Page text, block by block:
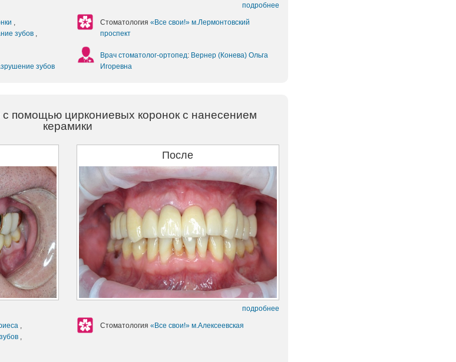
подробнее
зубов
зубов
Стоматология «Все свои!» м.Лермонтовский
проспект
Врач стоматолог-ортопед: Вернер (Конева) Ольга
Игоревна
с помощью циркониевых коронок с нанесением
керамики
После
подробнее
,
,
Стоматология «Все свои!» м.Алексеевская